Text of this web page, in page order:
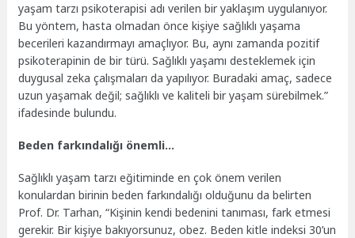
yaşam tarzı psikoterapisi adı verilen bir yaklaşım uygulanıyor.
Bu yöntem, hasta olmadan önce kişiye sağlıklı yaşama
becerileri kazandırmayı amaçlıyor. Bu, aynı zamanda pozitif
psikoterapinin de bir türü. Sağlıklı yaşamı desteklemek için
duygusal zeka çalışmaları da yapılıyor. Buradaki amaç, sadece
uzun yaşamak değil; sağlıklı ve kaliteli bir yaşam sürebilmek.”
ifadesinde bulundu.
Beden farkındalığı önemli…
Sağlıklı yaşam tarzı eğitiminde en çok önem verilen
konulardan birinin beden farkındalığı olduğunu da belirten
Prof. Dr. Tarhan, “Kişinin kendi bedenini tanıması, fark etmesi
gerekir. Bir kişiye bakıyorsunuz, obez. Beden kitle indeksi 30’un